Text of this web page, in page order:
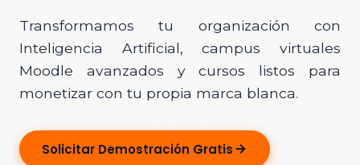
Transformamos tu organización con
Inteligencia Artificial, campus virtuales
Moodle avanzados y cursos listos para
monetizar con tu propia marca blanca.
Solicitar Demostración Gratis